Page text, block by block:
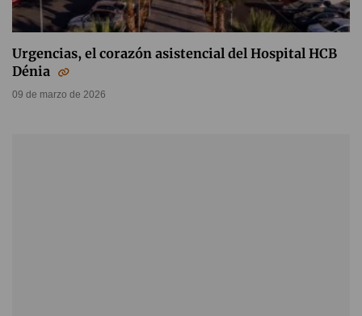
Urgencias, el corazón asistencial del Hospital HCB
Dénia
09 de marzo de 2026